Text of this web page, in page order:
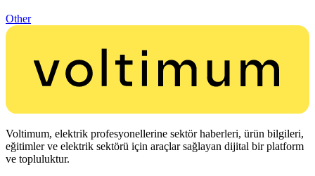
Other
Voltimum, elektrik profesyonellerine sektör haberleri, ürün bilgileri,
eğitimler ve elektrik sektörü için araçlar sağlayan dijital bir platform
ve topluluktur.